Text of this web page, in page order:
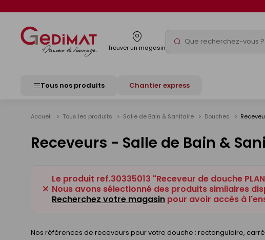
Trouver un magasin Rechercher
Tous nos produits Chantier express
Accueil Tous les produits Salle de Bain & Sanitaire Douches
Receveurs - Salle de Bain &
Le produit ref.30335013 "Receveur de douche
Nous avons sélectionné des produits similaires
Recherchez votre magasin pour avoir accès à
Nos références de receveurs pour votre douche : rectangulaire,